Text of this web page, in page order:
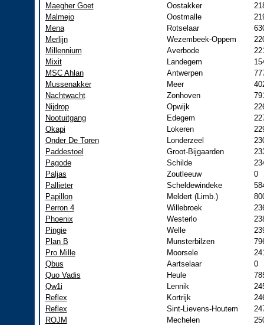
Maegher Goet
Oostakker
Malmejo
Oostmalle
Mena
Rotselaar
Merlijn
Wezembeek-Oppem
Millennium
Averbode
Mixit
Landegem
MSC Ahlan
Antwerpen
Mussenakker
Meer
Nachtwacht
Zonhoven
Nijdrop
Opwijk
Nootuitgang
Edegem
Okapi
Lokeren
Onder De Toren
Londerzeel
Paddestoel
Groot-Bijgaarden
Pagode
Schilde
Paljas
Zoutleeuw
0
Pallieter
Scheldewindeke
Papillon
Meldert (Limb.)
Perron 4
Willebroek
Phoenix
Westerlo
Pingie
Welle
Plan B
Munsterbilzen
Pro Mille
Moorsele
Qbus
Aartselaar
0
Quo Vadis
Heule
Qw1i
Lennik
Reflex
Kortrijk
Reflex
Sint-Lievens-Houtem
ROJM
Mechelen